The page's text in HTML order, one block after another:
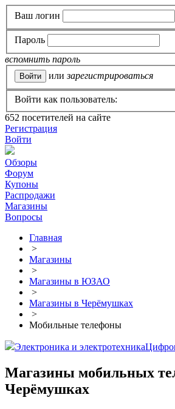
Ваш логин
Пароль
вспомнить пароль
или зарегистрироваться
Войти как пользователь:
652 посетителей на сайте
Регистрация
Войти
Обзоры
Форум
Купоны
Распродажи
Магазины
Вопросы
Главная
>
Магазины
>
Магазины в ЮЗАО
>
Магазины в Черёмушках
>
Мобильные телефоны
Электроника и электротехника
Магазины мобильных
Черёмушках